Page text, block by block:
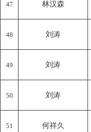
47 林汉森
48 刘涛
49 刘涛
50 刘涛
51 何祥久